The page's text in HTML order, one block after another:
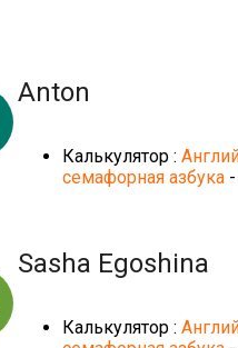
Anton
Калькулятор :
семафорная азбука
Sasha Egoshina
Калькулятор :